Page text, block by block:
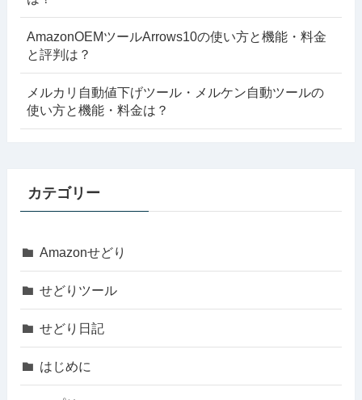
AmazonOEMツールArrows10の使い方と機能・料金
と評判は？
メルカリ自動値下げツール・メルケン自動ツールの
使い方と機能・料金は？
カテゴリー
Amazonせどり
せどりツール
せどり日記
はじめに